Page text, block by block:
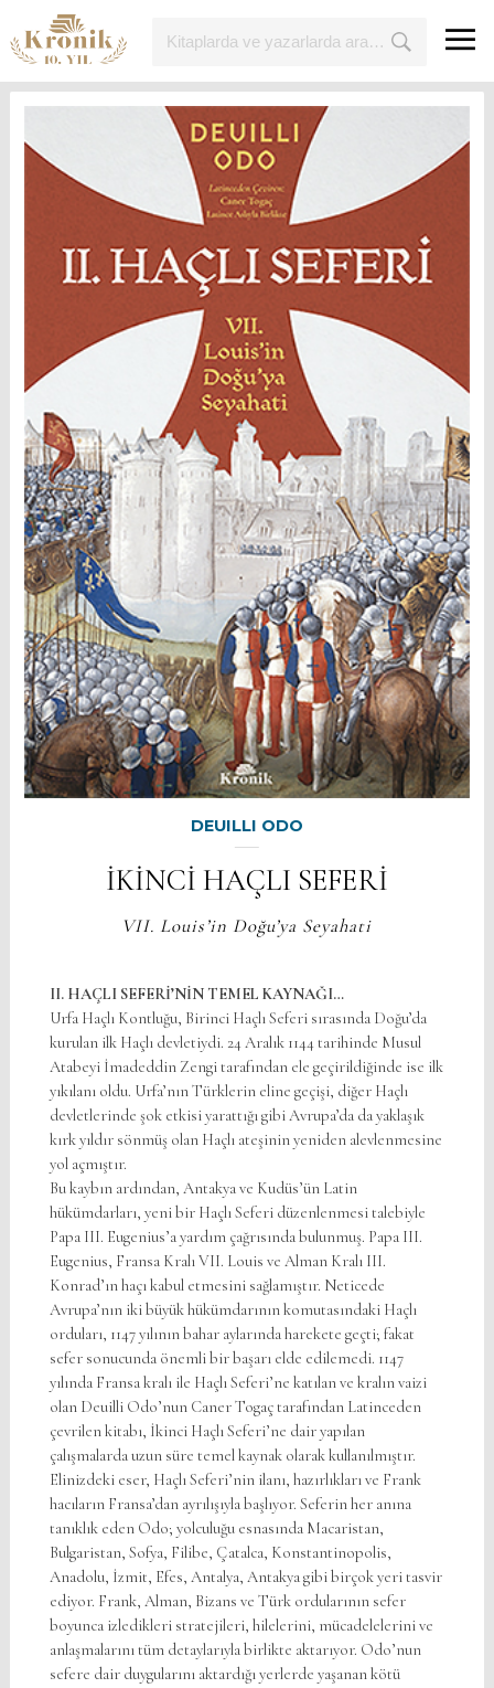
DEUILLI ODO
İKİNCİ HAÇLI SEFERİ
VII. Louis’in Doğu’ya Seyahati
II. HAÇLI SEFERİ’NİN TEMEL KAYNAĞI…
Urfa Haçlı Kontluğu, Birinci Haçlı Seferi sırasında Doğu’da
kurulan ilk Haçlı devletiydi. 24 Aralık 1144 tarihinde Musul
Atabeyi İmadeddin Zengi tarafından ele geçirildiğinde ise ilk
yıkılanı oldu. Urfa’nın Türklerin eline geçişi, diğer Haçlı
devletlerinde şok etkisi yarattığı gibi Avrupa’da da yaklaşık
kırk yıldır sönmüş olan Haçlı ateşinin yeniden alevlenmesine
yol açmıştır.
Bu kaybın ardından, Antakya ve Kudüs’ün Latin
hükümdarları, yeni bir Haçlı Seferi düzenlenmesi talebiyle
Papa III. Eugenius’a yardım çağrısında bulunmuş. Papa III.
Eugenius, Fransa Kralı VII. Louis ve Alman Kralı III.
Konrad’ın haçı kabul etmesini sağlamıştır. Neticede
Avrupa’nın iki büyük hükümdarının komutasındaki Haçlı
orduları, 1147 yılının bahar aylarında harekete geçti; fakat
sefer sonucunda önemli bir başarı elde edilemedi. 1147
yılında Fransa kralı ile Haçlı Seferi’ne katılan ve kralın vaizi
olan Deuilli Odo’nun Caner Togaç tarafından Latinceden
çevrilen kitabı, İkinci Haçlı Seferi’ne dair yapılan
çalışmalarda uzun süre temel kaynak olarak kullanılmıştır.
Elinizdeki eser, Haçlı Seferi’nin ilanı, hazırlıkları ve Frank
hacıların Fransa’dan ayrılışıyla başlıyor. Seferin her anına
tanıklık eden Odo; yolculuğu esnasında Macaristan,
Bulgaristan, Sofya, Filibe, Çatalca, Konstantinopolis,
Anadolu, İzmit, Efes, Antalya, Antakya gibi birçok yeri tasvir
ediyor. Frank, Alman, Bizans ve Türk ordularının sefer
boyunca izledikleri stratejileri, hilelerini, mücadelelerini ve
anlaşmalarını tüm detaylarıyla birlikte aktarıyor. Odo’nun
sefere dair duygularını aktardığı yerlerde yaşanan kötü